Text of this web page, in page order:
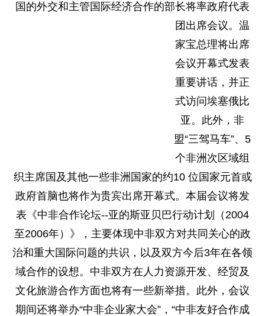
国的外交和主管国 际经济合作的部长将率政府代表
团出席会议。温
家宝总理将出席
会议开幕式发表
重要讲话，并正
式访问埃塞俄比
亚。此外，非
盟“三驾马车”、5
个非洲次区域组
织主席国及其他一些非洲国家的约10 位国家元首或
政府首脑也将作为贵宾出席开幕式。本届会议将发
表《中非合作论坛--亚的斯亚贝巴行动计划（2004
至2006年）》，主要体现中非双方对共同关心的政
治和重大国际问题的共识，以及双方今后3年在各领
域合作的设想。中非双方在人力资源开发、经贸及
文化旅游合作方面也将有一些新举措。此外，会议
期间还将举办“中非企业家大会”，“中非友好合作成